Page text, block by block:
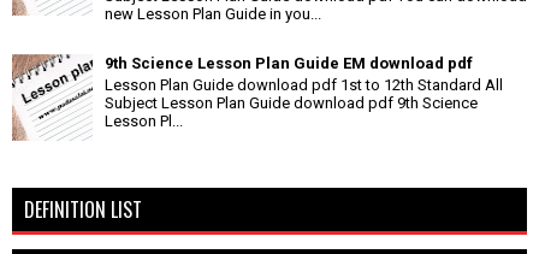
new Lesson Plan Guide in you...
9th Science Lesson Plan Guide EM download pdf
Lesson Plan Guide download pdf 1st to 12th Standard All
Subject Lesson Plan Guide download pdf 9th Science
Lesson Pl...
DEFINITION LIST